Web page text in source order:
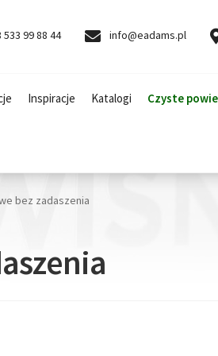
533 99 88 44 info@eadams.pl
Inspiracje Katalogi Czyste
bez zadaszenia